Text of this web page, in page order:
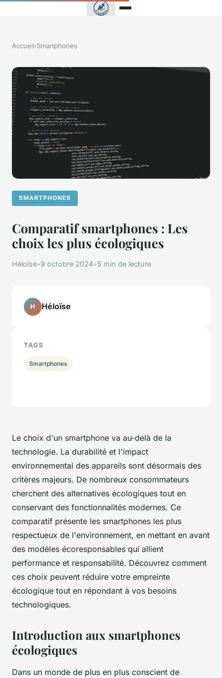
Accueil›Smartphones
SMARTPHONES
Comparatif smartphones : Les
choix les plus écologiques
Héloïse•9 octobre 2024•5 min de lecture
Le choix d'un smartphone va au-delà de la
technologie. La durabilité et l'impact
environnemental des appareils sont désormais des
critères majeurs. De nombreux consommateurs
cherchent des alternatives écologiques tout en
conservant des fonctionnalités modernes. Ce
comparatif présente les smartphones les plus
respectueux de l'environnement, en mettant en avant
des modèles écoresponsables qui allient
performance et responsabilité. Découvrez comment
ces choix peuvent réduire votre empreinte
écologique tout en répondant à vos besoins
technologiques.
Introduction aux smartphones
écologiques
Dans un monde de plus en plus conscient de
H Héloïse
TAGS
Smartphones